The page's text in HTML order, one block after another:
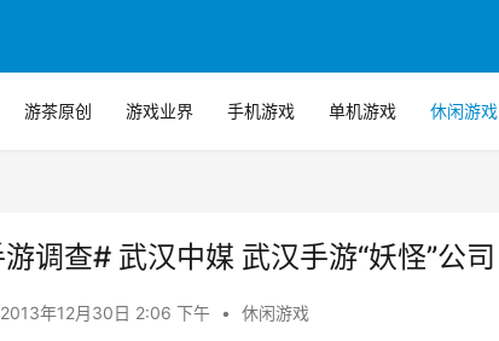
游茶原创 游戏业界 手机游戏 单机游戏 休闲游戏
调查# 武汉中媒 武汉手游“妖怪”公司
2013年12月30日 2:06 下午 • 休闲游戏